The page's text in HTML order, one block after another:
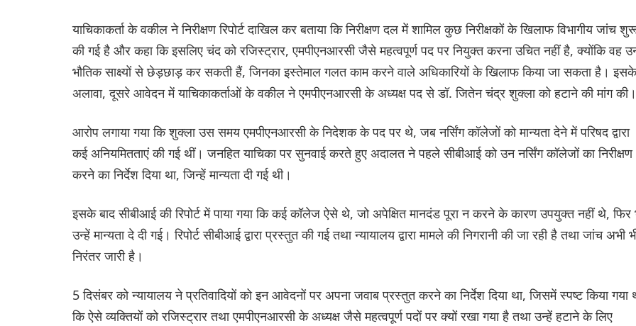
याचिकाकर्ता के वकील ने निरीक्षण रिपोर्ट दाखिल कर बताया कि निरीक्षण दल में शामिल कुछ निरीक्षकों के खिलाफ विभागीय जांच
की गई है और कहा कि इसलिए चंद को रजिस्ट्रार, एमपीएनआरसी जैसे महत्वपूर्ण पद पर नियुक्त करना उचित नहीं है, क्योंकि वह
भौतिक साक्ष्यों से छेड़छाड़ कर सकती हैं, जिनका इस्तेमाल गलत काम करने वाले अधिकारियों के खिलाफ किया जा सकता है। इसके
अलावा, दूसरे आवेदन में याचिकाकर्ताओं के वकील ने एमपीएनआरसी के अध्यक्ष पद से डॉ. जितेन चंद्र शुक्ला को हटाने की मांग की।
आरोप लगाया गया कि शुक्ला उस समय एमपीएनआरसी के निदेशक के पद पर थे, जब नर्सिंग कॉलेजों को मान्यता देने में परिषद द्वारा
कई अनियमितताएं की गई थीं। जनहित याचिका पर सुनवाई करते हुए अदालत ने पहले सीबीआई को उन नर्सिंग कॉलेजों का निरीक्षण
करने का निर्देश दिया था, जिन्हें मान्यता दी गई थी।
इसके बाद सीबीआई की रिपोर्ट में पाया गया कि कई कॉलेज ऐसे थे, जो अपेक्षित मानदंड पूरा न करने के कारण उपयुक्त नहीं थे, फिर
उन्हें मान्यता दे दी गई। रिपोर्ट सीबीआई द्वारा प्रस्तुत की गई तथा न्यायालय द्वारा मामले की निगरानी की जा रही है तथा जांच अभी
निरंतर जारी है।
5 दिसंबर को न्यायालय ने प्रतिवादियों को इन आवेदनों पर अपना जवाब प्रस्तुत करने का निर्देश दिया था, जिसमें स्पष्ट किया गया
कि ऐसे व्यक्तियों को रजिस्ट्रार तथा एमपीएनआरसी के अध्यक्ष जैसे महत्वपूर्ण पदों पर क्यों रखा गया है तथा उन्हें हटाने के लिए